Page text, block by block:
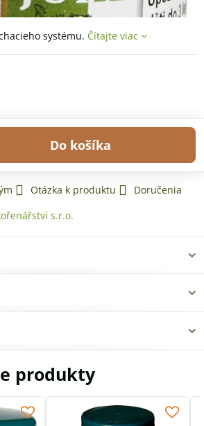
systému. Čítajte viac
Do košíka
Otázka k produktu
Doručenia
s.r.o.
produkty